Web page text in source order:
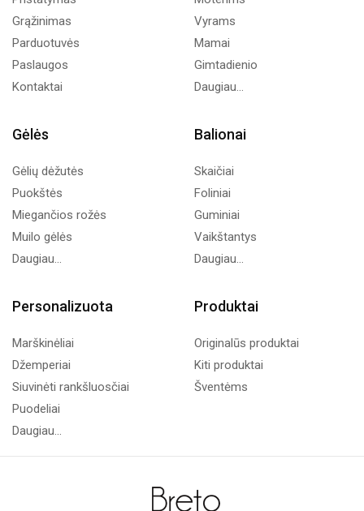
Grąžinimas
Parduotuvės
Paslaugos
Kontaktai
Vyrams
Mamai
Gimtadienio
Daugiau...
Gėlės
Gėlių dėžutės
Puokštės
Miegančios rožės
Muilo gėlės
Daugiau...
Balionai
Skaičiai
Foliniai
Guminiai
Vaikštantys
Daugiau...
Personalizuota
Marškinėliai
Džemperiai
Siuvinėti rankšluosčiai
Puodeliai
Daugiau...
Produktai
Originalūs produktai
Kiti produktai
Šventėms